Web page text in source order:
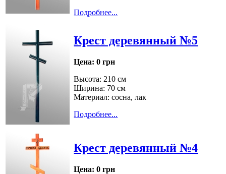
Подробнее...
Крест деревянный №5
Цена: 0 грн
Высота: 210 см
Ширина: 70 см
Материал: сосна, лак
Подробнее...
Крест деревянный №4
Цена: 0 грн